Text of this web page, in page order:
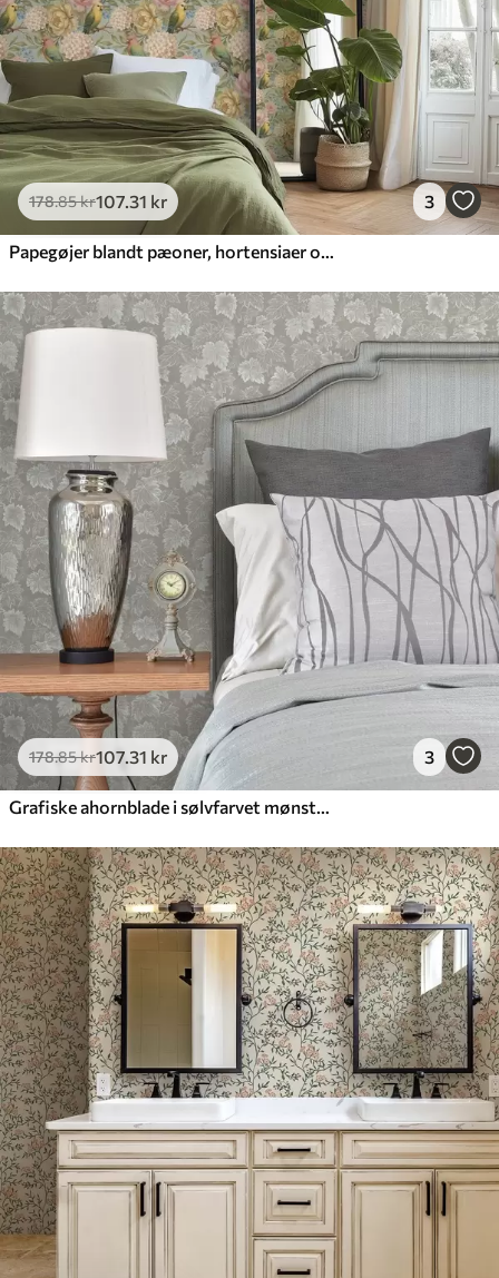
178.85kr107.31 kr 3
Papegøjer blandt pæoner, hortensiaer og magnolier
178.85kr107.31 kr 3
Grafiske ahornblade i sølvfarvet mønster på grå baggrund